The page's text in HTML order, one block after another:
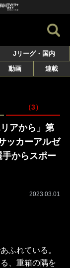
Jリーグ・国内
動画 連載
（3）
アから」第
ッカーアルゼ
からスポー
2023.03.01
ふれている。
、重箱の隅を